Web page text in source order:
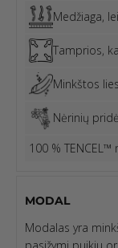
Medžiaga,
Tamprios,
Minkštos
Nėrinių
100 % TENCEL™
MODAL
Modalas yra